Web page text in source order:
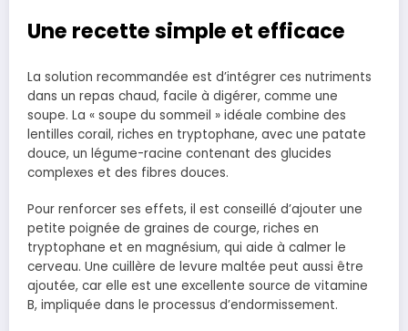
Une recette simple et efficace
La solution recommandée est d’intégrer ces nutriments
dans un repas chaud, facile à digérer, comme une
soupe. La « soupe du sommeil » idéale combine des
lentilles corail, riches en tryptophane, avec une patate
douce, un légume-racine contenant des glucides
complexes et des fibres douces.
Pour renforcer ses effets, il est conseillé d’ajouter une
petite poignée de graines de courge, riches en
tryptophane et en magnésium, qui aide à calmer le
cerveau. Une cuillère de levure maltée peut aussi être
ajoutée, car elle est une excellente source de vitamine
B, impliquée dans le processus d’endormissement.